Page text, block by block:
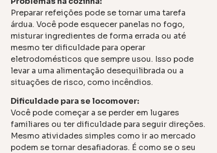
Preparar refeições pode se tornar uma tarefa
árdua. Você pode esquecer panelas no fogo,
misturar ingredientes de forma errada ou até
mesmo ter dificuldade para operar
eletrodomésticos que sempre usou. Isso pode
levar a uma alimentação desequilibrada ou a
situações de risco, como incêndios.
Dificuldade para se locomover:
Você pode começar a se perder em lugares
familiares ou ter dificuldade para seguir direções.
Mesmo atividades simples como ir ao mercado
podem se tornar desafiadoras. É como se o seu